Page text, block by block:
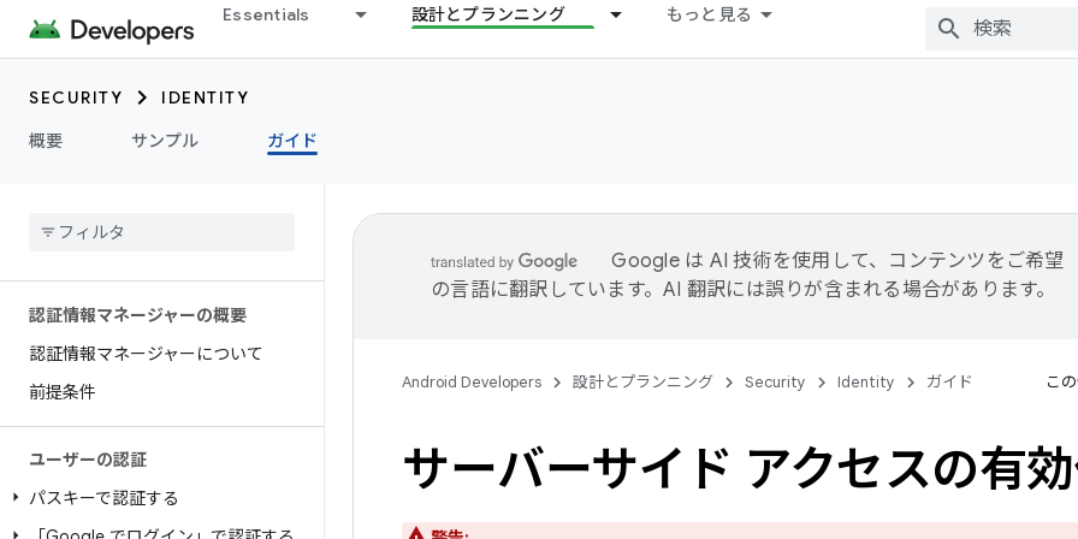
Essentials 設計とプランニング もっと見る
SECURITY
IDENTITY
概要
サンプル ガイド
認証情報マネージャーの概要
認証情報マネージャーについて
前提条件
ユーザーの認証
パスキーで認証する
Google は AI 技術を使用して、コンテンツをご希望
の言語に翻訳しています。AI 翻訳には誤りが含まれる場合があります。
Android Developers 設計とプランニング Security Identity ガイド こ
サーバーサイド アクセスの有